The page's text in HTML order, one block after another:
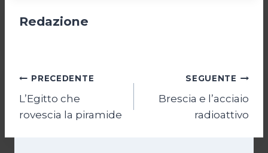
Redazione
Navigazione
articoli
PRECEDENTE
L’Egitto che
rovescia la piramide
SEGUENTE
Brescia e l’acciaio
radioattivo